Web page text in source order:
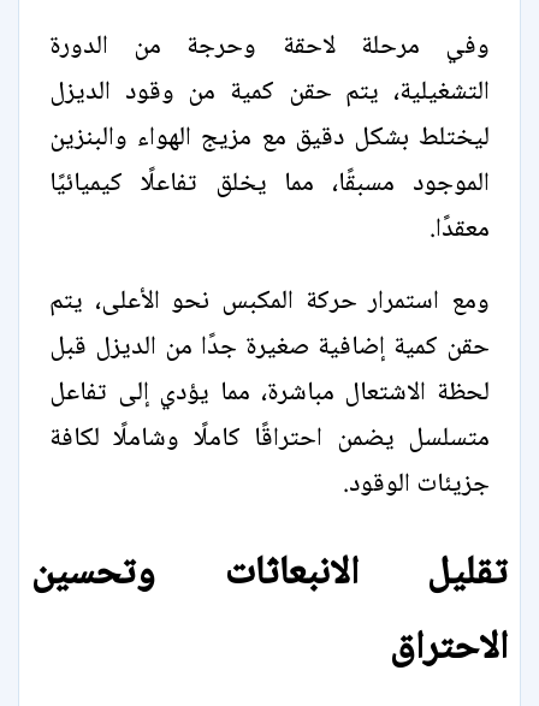
وفي مرحلة لاحقة وحرجة من الدورة
التشغيلية، يتم حقن كمية من وقود الديزل
ليختلط بشكل دقيق مع مزيج الهواء والبنزين
الموجود مسبقًا، مما يخلق تفاعلًا كيميائيًا
معقدًا.
ومع استمرار حركة المكبس نحو الأعلى، يتم
حقن كمية إضافية صغيرة جدًا من الديزل قبل
لحظة الاشتعال مباشرة، مما يؤدي إلى تفاعل
متسلسل يضمن احتراقًا كاملًا وشاملًا لكافة
جزيئات الوقود.
تقليل الانبعاثات وتحسين
الاحتراق